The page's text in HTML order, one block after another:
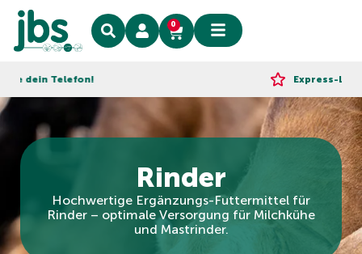
0
Telefon! Express-Lieferung!
Rinder
Hochwertige Ergänzungs-Futtermittel für
Rinder – optimale Versorgung für Milchkühe
und Mastrinder.